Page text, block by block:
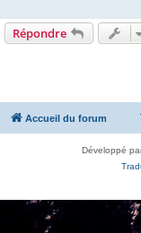
Répondre
Accueil du forum
Développé